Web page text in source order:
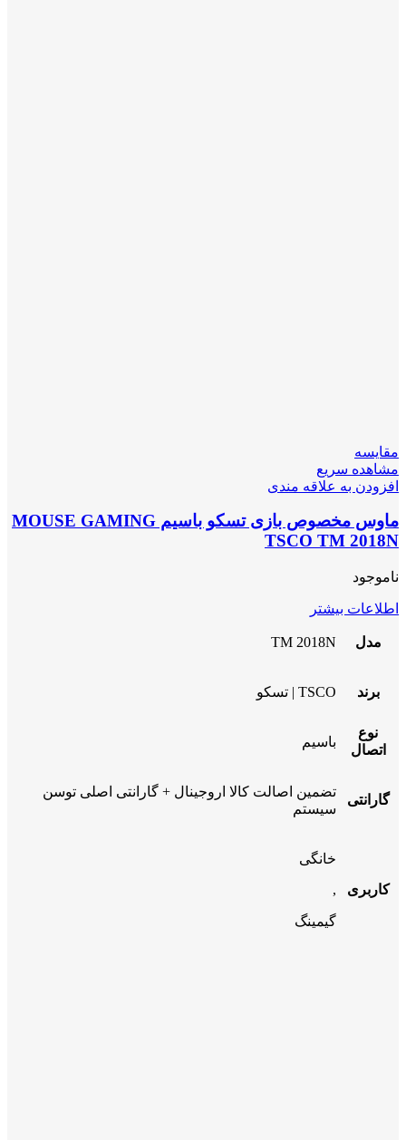
مقایسه
مشاهده سریع
افزودن به علاقه مندی
ماوس مخصوص بازی تسکو باسیم MOUSE GAMING
TSCO TM 2018N
ناموجود
اطلاعات بیشتر
مدل TM 2018N
برند TSCO | تسکو
نوع
اتصال
باسیم
گارانتی
تضمین اصالت کالا اروجینال + گارانتی اصلی توسن
سیستم
کاربری
خانگی
,
گیمینگ